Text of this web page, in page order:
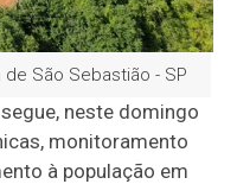
São Sebastião - SP
neste domingo
monitoramento
à população em